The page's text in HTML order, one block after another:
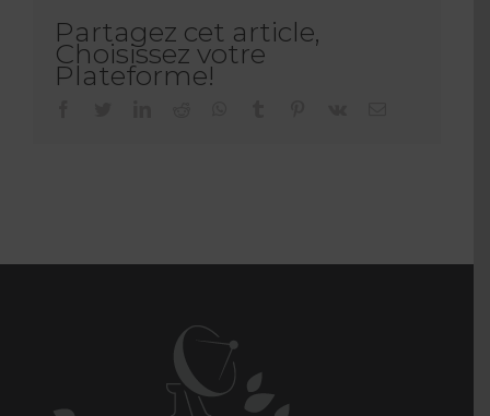
Partagez cet article,
Choisissez votre
Plateforme!